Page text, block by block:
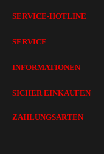
SERVICE-HOTLINE
SERVICE
INFORMATIONEN
SICHER EINKAUFEN
ZAHLUNGSARTEN